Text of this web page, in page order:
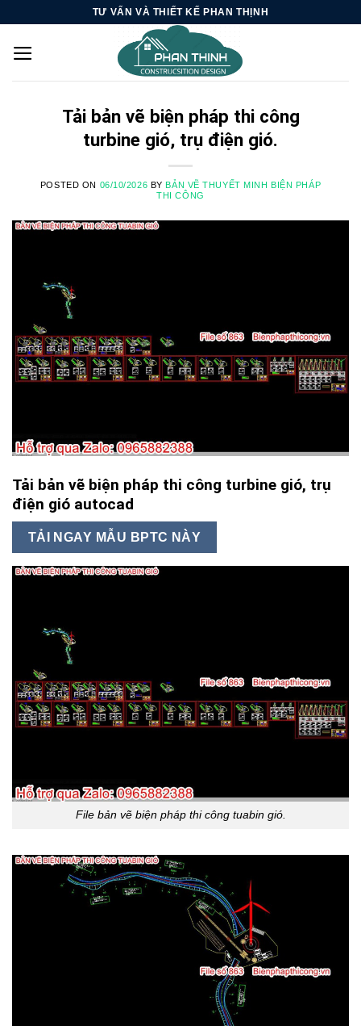
content
TƯ VẤN VÀ THIẾT KẾ PHAN THỊNH
Tải bản vẽ biện pháp thi công
turbine gió, trụ điện gió.
POSTED ON 06/10/2026 BYBẢN VẼ THUYẾT MINH BIỆN PHÁP
THI CÔNG
Tải bản vẽ biện pháp thi công turbine gió, trụ
điện gió autocad
TẢI NGAY MẪU BPTC NÀY
File bản vẽ biện pháp thi công tuabin gió.